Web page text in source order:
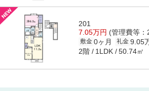
201
7.05万円 (管理費等：
敷金 0ヶ月 礼金 9.05
2階 1LDK 50.74㎡